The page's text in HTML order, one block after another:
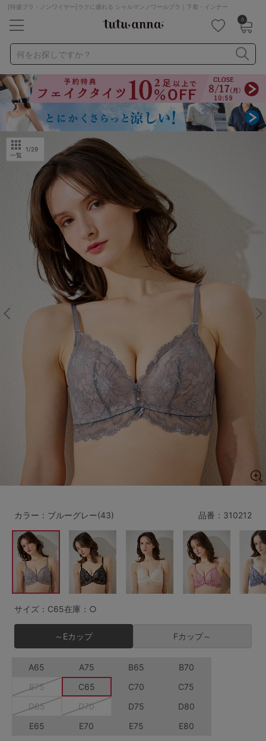
[特盛ブラ・ノンワイヤー]ラクに盛れる シャルマンノワールブラ｜下着・インナー
0
何をお探しですか？
ナイトブラ ノンワイヤー 特盛ブラ
チューブトップ
折り畳み
パジャマ ストッキング
キャミソール
ルームウェア
育乳ブラ
カテゴリから探す
レッグウェア 下着
ルームウェア ライフスタイル
メンズ キッズ
マタニティ ギフトラッピング
サイズからブラを探す
A65 A70 A75
B70 B75 B80
C70 C75
D70
E65 E70 E75 E80 E85
F65 F70 F75
G65 G75
H70
SS
L LL
S-CD
M-AB M-EF
L-AB L-CD L-EF
すべてのサイズを表示する
～999円 1,000～1,999円
2,000～2,999円 3,000～3,999円
4,000円～
セールアイテムから探す
セールアイテム
その他から探す
一覧
1/29
品番： 310212
カラー：ブルーグレー(43)
サイズ：C65在庫：○
～Eカップ Fカップ～
A65 A75 B65
B70
B75
C65 C70
C75
D65
D70 D75
D80
E65
E70 E75 E80